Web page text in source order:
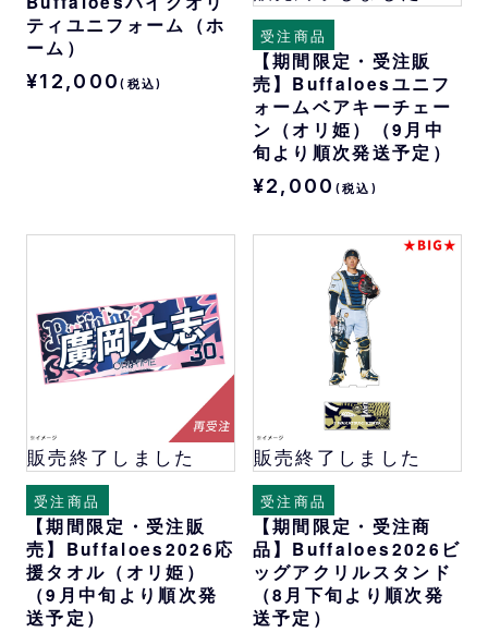
ティユニフォーム（ホ
ーム）
¥12,000(税込)
受注商品
【期間限定・受注販
売】Buffaloesユニフ
ォームベアキーチェー
ン（オリ姫）（9月中
旬より順次発送予定）
¥2,000 (税込)
販売終了しました
受注商品
【期間限定・受注販
売】Buffaloes2026応
援タオル（オリ姫）
（9月中旬より順次発
送予定）
販売終了しました
受注商品
【期間限定・受注商
品】Buffaloes2026ビ
ッグアクリルスタンド
（8月下旬より順次発
送予定）